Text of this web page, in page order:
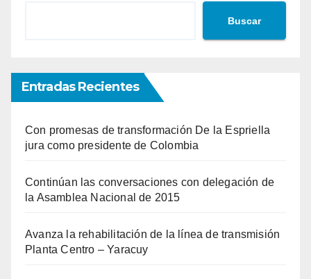
Buscar
Entradas Recientes
Con promesas de transformación De la Espriella
jura como presidente de Colombia
Continúan las conversaciones con delegación de
la Asamblea Nacional de 2015
Avanza la rehabilitación de la línea de transmisión
Planta Centro – Yaracuy